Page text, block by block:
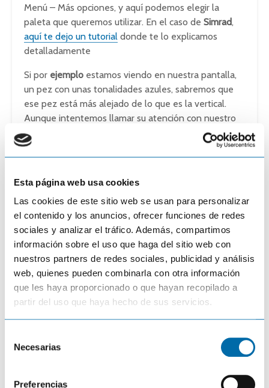
Esta página web usa cookies
Las cookies de este sitio web se usan para personalizar
el contenido y los anuncios, ofrecer funciones de redes
sociales y analizar el tráfico. Además, compartimos
información sobre el uso que haga del sitio web con
nuestros partners de redes sociales, publicidad y análisis
web, quienes pueden combinarla con otra información
que les haya proporcionado o que hayan recopilado a
partir del uso que haya hecho de sus servicios.
Necesarias
Preferencias
Menú – Más opciones, y aquí podemos elegir la
paleta que queremos utilizar. En el caso de Simrad,
aquí te dejo un tutorial donde te lo explicamos
detalladamente
Si por ejemplo estamos viendo en nuestra pantalla,
un pez con unas tonalidades azules, sabremos que
ese pez está más alejado de lo que es la vertical.
Aunque intentemos llamar su atención con nuestro
señuelo de pesca, si ese pez sigue en tonos azules,
evidentemente no habremos provocado su reacción.
los arcos de los peces, sabremos perfectamente la
posición del pez dentro del haz del cono del
transductor, si está en la vertical o está más alejado.
¿Cómo puedes saber si tu
embarcación está sobre un terreno
blando o duro?
En el siguiente registro de sonda, mostramos las
diferencias entre un fondo duro (piedra) y un fondo
sonda y a la izquierda te hemos desmenuzado esa
imagen para que puedas distinguir los dos tipos de